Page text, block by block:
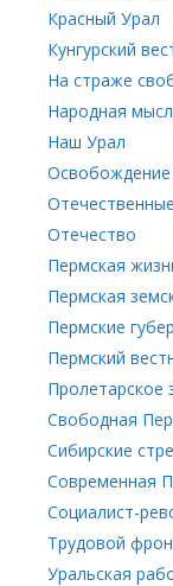
Красный Урал
Кунгурский
На страже
Народная
Наш Урал
Освобождение
Отечество
Пермская
Пермская
Пермские
Пермский
Пролетарское
Свободная
Сибирские
Современная
Социалист-
Трудовой
Уральская